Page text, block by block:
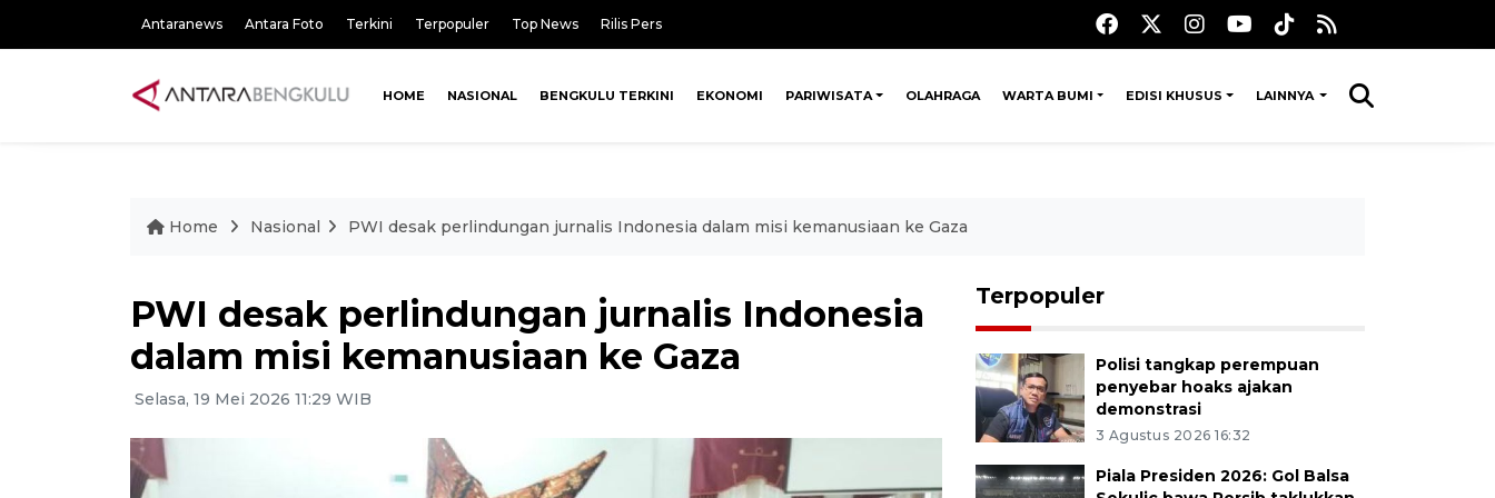
Antaranews Antara Foto Terkini Terpopuler Top News Rilis Pers
HOME NASIONAL BENGKULU TERKINI EKONOMI PARIWISATA OLAHRAGA WARTA BUMI EDISI KHUSUS LAINNYA
Home Nasional PWI desak perlindungan jurnalis Indonesia dalam misi kemanusiaan ke Gaza
PWI desak perlindungan jurnalis Indonesia
dalam misi kemanusiaan ke Gaza
Selasa, 19 Mei 2026 11:29 WIB
Terpopuler
Polisi tangkap perempuan
penyebar hoaks ajakan
demonstrasi
3 Agustus 2026 16:32
Piala Presiden 2026: Gol Balsa